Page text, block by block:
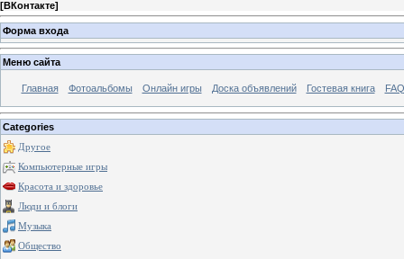
[ВКонтакте]
Форма входа
Меню сайта
Главная Фотоальбомы Онлайн игры Доска объявлений Гостевая книга
Categories
Другое
Компьютерные игры
Красота и здоровье
Люди и блоги
Музыка
Общество